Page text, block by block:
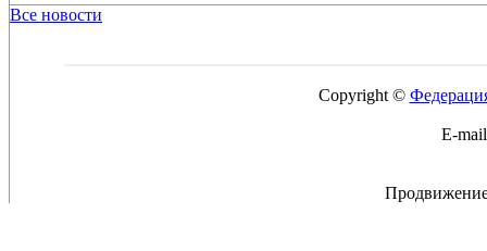
Все новости
Copyright ©
E-